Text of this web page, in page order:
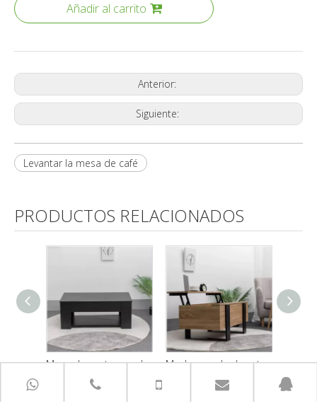
Añadir al carrito
Anterior:
Siguiente:
Levantar la mesa de café
PRODUCTOS RELACIONADOS
Mesa de centro moderna con tablero de partículas de color negro para sala de estar Moderna sala de estar de color marrón con mesa de centro elevable